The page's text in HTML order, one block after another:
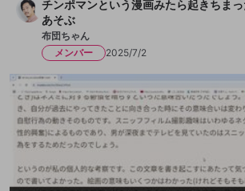
チンポマンという漫画みたら起きちま
あそぶ
布団ちゃん
メンバー
2025/7/2